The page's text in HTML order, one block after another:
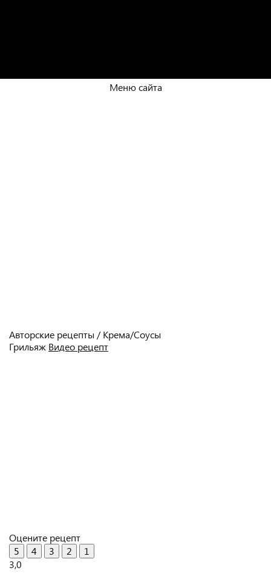
Меню сайта
Авторские рецепты / Крема/Соусы
Грильяж Видео рецепт
Оцените рецепт
5
4 3 2
1
3,0